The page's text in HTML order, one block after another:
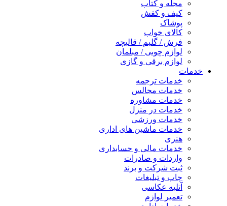
مجله و کتاب
کیف و کفش
پوشاک
کالای خواب
فرش / گلیم / قالیچه
لوازم چوبی / مبلمان
لوازم برقی و گازی
خدمات
خدمات ترجمه
خدمات مجالس
خدمات مشاوره
خدمات در منزل
خدمات ورزشی
خدمات ماشین های اداری
هنری
خدمات مالی و حسابداری
واردات و صادرات
ثبت شرکت و برند
چاپ و تبلیغات
آتلیه عکاسی
تعمیر لوازم